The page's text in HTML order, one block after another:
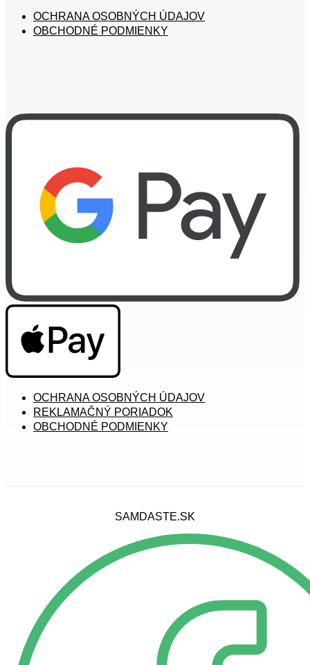
OCHRANA OSOBNÝCH ÚDAJOV
OBCHODNÉ PODMIENKY
OCHRANA OSOBNÝCH ÚDAJOV
REKLAMAČNÝ PORIADOK
OBCHODNÉ PODMIENKY
SAMDASTE.SK